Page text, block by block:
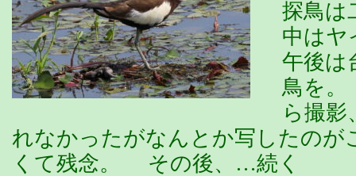
探鳥
中はヤ
午後は
鳥を
ら撮影
れなかったがなんとか写したの
くて残念。 その後、…続く